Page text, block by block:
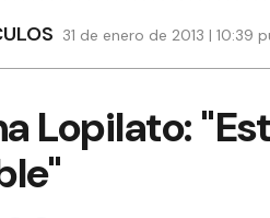
31 de enero de 2013 | 10:39
Lopilato: